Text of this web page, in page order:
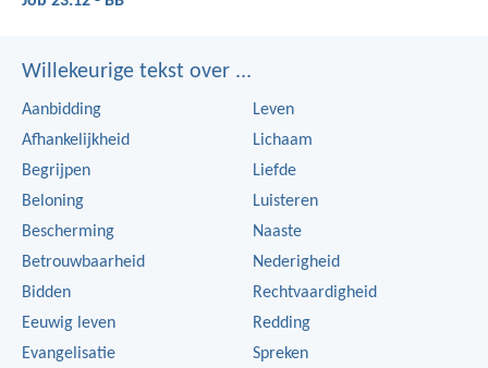
Willekeurige tekst over ...
Aanbidding
Afhankelijkheid
Begrijpen
Beloning
Bescherming
Betrouwbaarheid
Bidden
Eeuwig leven
Evangelisatie
Leven
Lichaam
Liefde
Luisteren
Naaste
Nederigheid
Rechtvaardigheid
Redding
Spreken